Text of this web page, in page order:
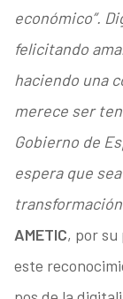
económico”.
felicitando
haciendo una
merece ser
Gobierno de
espera que
AMETIC, por
este